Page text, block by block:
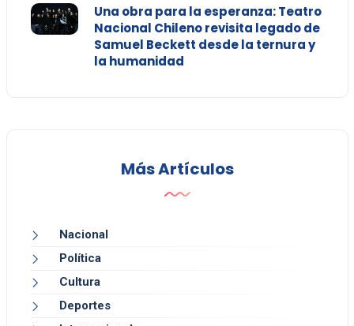
Una obra para la esperanza: Teatro
Nacional Chileno revisita legado de
Samuel Beckett desde la ternura y
la humanidad
Más Artículos
Nacional
Política
Cultura
Deportes